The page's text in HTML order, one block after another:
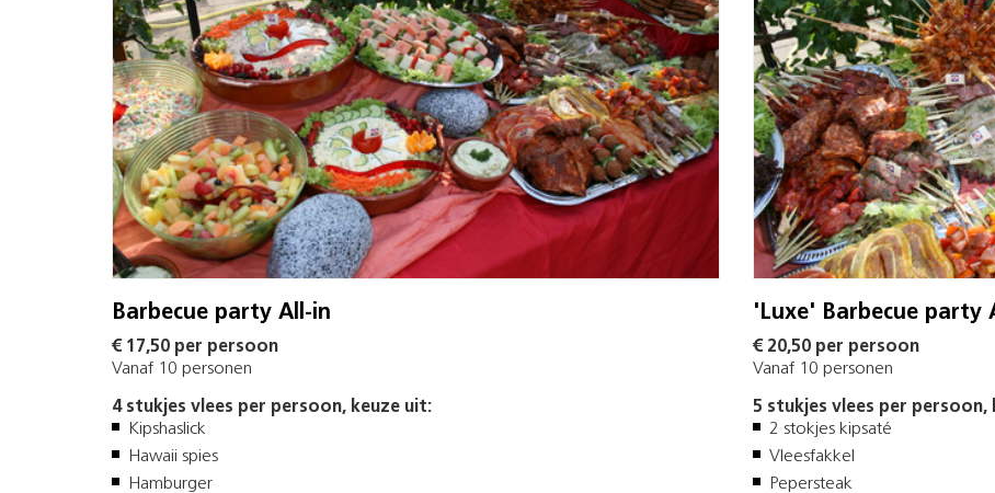
Barbecue party All-in
€ 17,50 per persoon
Vanaf 10 personen
4 stukjes vlees per persoon, keuze uit:
Kipshaslick
Hawaii spies
Hamburger
'Luxe' Barbecue party
€ 20,50 per persoon
Vanaf 10 personen
5 stukjes vlees per persoon,
2 stokjes kipsaté
Vleesfakkel
Pepersteak